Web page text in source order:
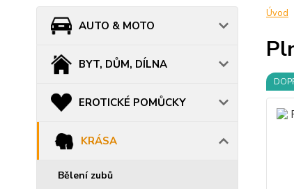
AUTO & MOTO
BYT, DŮM, DÍLNA
EROTICKÉ POMŮCKY
KRÁSA
Bělení zubů
Úvod